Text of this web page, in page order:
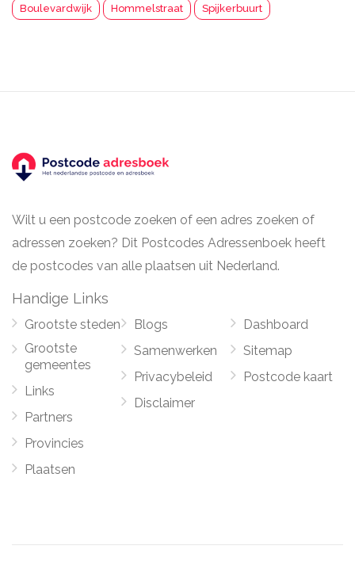
Boulevardwijk Hommelstraat Spijkerbuurt
Wilt u een postcode zoeken of een adres zoeken of
adressen zoeken? Dit Postcodes Adressenboek heeft
de postcodes van alle plaatsen uit Nederland.
Handige Links
Grootste steden
Grootste
gemeentes
Links
Partners
Provincies
Plaatsen
Blogs
Samenwerken
Privacybeleid
Disclaimer
Dashboard
Sitemap
Postcode kaart